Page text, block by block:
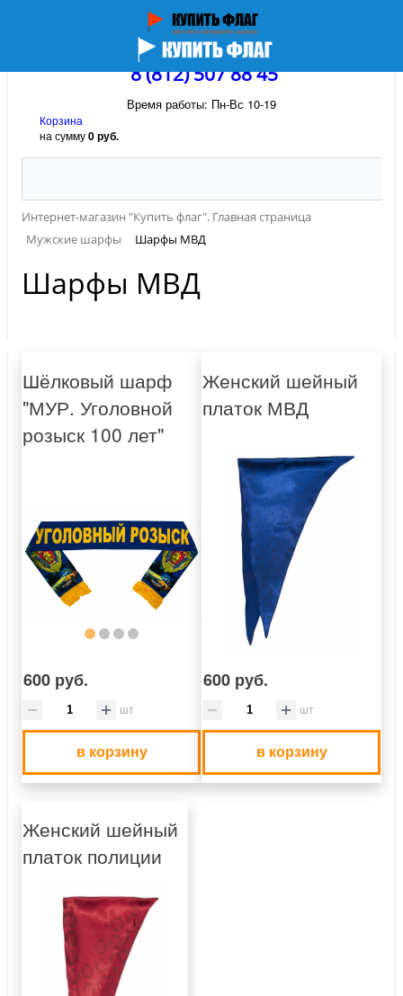
8 (812) 507 88 45
Время работы: Пн-Вс 10-19
Корзина
на сумму0 руб.
Интернет-магазин "Купить флаг". Главная страница
Мужские шарфы
Шарфы МВД
Шарфы МВД
Шёлковый шарф
"МУР. Уголовной
розыск 100 лет"
600 руб.
шт
в корзину
Женский шейный
платок МВД
600 руб.
шт
в корзину
Женский шейный
платок полиции